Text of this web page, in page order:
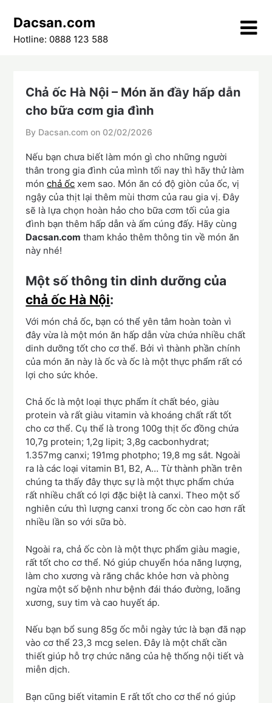
content
Dacsan.com
Hotline: 0888 123 588
Chả ốc Hà Nội – Món ăn đầy hấp dẫn
cho bữa cơm gia đình
By Dacsan.com on 02/02/2026
Nếu bạn chưa biết làm món gì cho những người
thân trong gia đình của mình tối nay thì hãy thử làm
mónchả ốc xem sao. Món ăn có độ giòn của ốc, vị
ngậy của thịt lại thêm mùi thơm của rau gia vị. Đây
sẽ là lựa chọn hoàn hảo cho bữa cơm tối của gia
đình bạn thêm hấp dẫn và ấm cúng đấy. Hãy cùng
Dacsan.com tham khảo thêm thông tin về món ăn
này nhé!
Một số thông tin dinh dưỡng của
chả ốc Hà Nội:
Với món chả ốc, bạn có thể yên tâm hoàn toàn vì
đây vừa là một món ăn hấp dẫn vừa chứa nhiều chất
dinh dưỡng tốt cho cơ thể. Bởi vì thành phần chính
của món ăn này là ốc và ốc là một thực phẩm rất có
lợi cho sức khỏe.
Chả ốc là một loại thực phẩm ít chất béo, giàu
protein và rất giàu vitamin và khoáng chất rất tốt
cho cơ thể. Cụ thể là trong 100g thịt ốc đồng chứa
10,7g protein; 1,2g lipit; 3,8g cacbonhydrat;
1.357mg canxi; 191mg photpho; 19,8 mg sắt. Ngoài
ra là các loại vitamin B1, B2, A… Từ thành phần trên
chúng ta thấy đây thực sự là một thực phẩm chứa
rất nhiều chất có lợi đặc biệt là canxi. Theo một số
nghiên cứu thì lượng canxi trong ốc còn cao hơn rất
nhiều lần so với sữa bò.
Ngoài ra, chả ốc còn là một thực phẩm giàu magie,
rất tốt cho cơ thể. Nó giúp chuyển hóa năng lượng,
làm cho xương và răng chắc khỏe hơn và phòng
ngừa một số bệnh như bệnh đái tháo đường, loãng
xương, suy tim và cao huyết áp.
Nếu bạn bổ sung 85g ốc mỗi ngày tức là bạn đã nạp
vào cơ thể 23,3 mcg selen. Đây là một chất cần
thiết giúp hỗ trợ chức năng của hệ thống nội tiết và
miễn dịch.
Bạn cũng biết vitamin E rất tốt cho cơ thể nó giúp